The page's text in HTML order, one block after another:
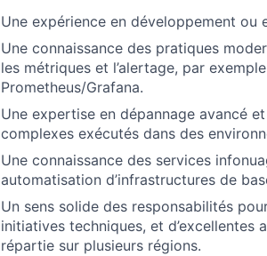
Une expérience en développement ou
Une connaissance des pratiques
les métriques et l’alertage, par
Prometheus/Grafana.
Une expertise en dépannage avancé
complexes exécutés dans des
Une connaissance des services
automatisation d’infrastructures de
Un sens solide des responsabilités
initiatives techniques, et d’excellentes
répartie sur plusieurs régions.